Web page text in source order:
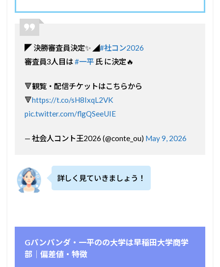
◤ 決勝審査員決定✨ ◢#社コン2026
審査員3人目は#一平 氏 に決定🔥
🔻観覧・配信チケットはこちらから
🔻https://t.co/sH8IxqL2VK
pic.twitter.com/flgQSeeUIE
— 社会人コント王2026 (@conte_ou) May 9, 2026
詳しく見ていきましょう！
Gパンパンダ・一平のの大学は早稲田大学商学
部｜偏差値・特徴